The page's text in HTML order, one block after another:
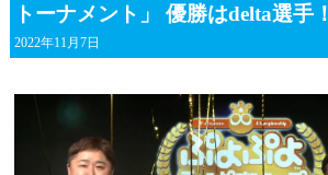
トーナメント」 優勝はdelta選手！
2022年11月7日